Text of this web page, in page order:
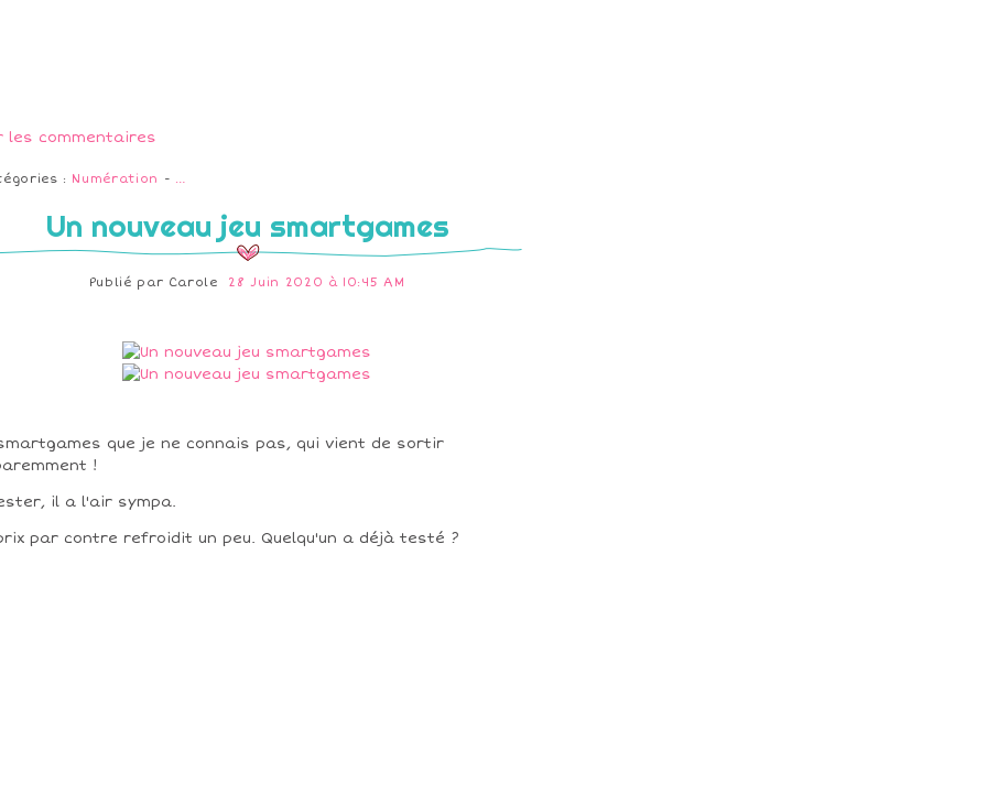
les commentaires
: Numération - …
Un nouveau jeu smartgames
Publié par Carole 28 Juin 2020 à 10:45 AM
que je ne connais pas, qui vient de sortir
!
il a l'air sympa.
par contre refroidit un peu. Quelqu'un a déjà testé ?